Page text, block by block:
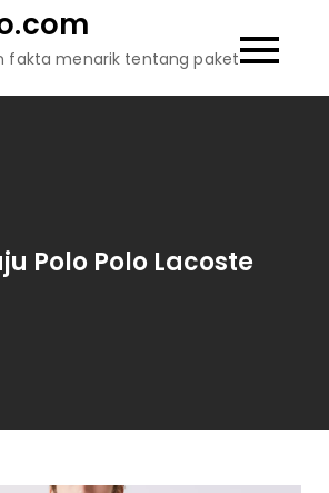
fakta menarik tentang paket
Polo Polo Lacoste